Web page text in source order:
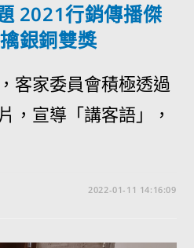
2021行銷傳播傑
銀銅雙獎
客家委員會積極透過
，宣導「講客語」，
2022-01-11 14:16:09